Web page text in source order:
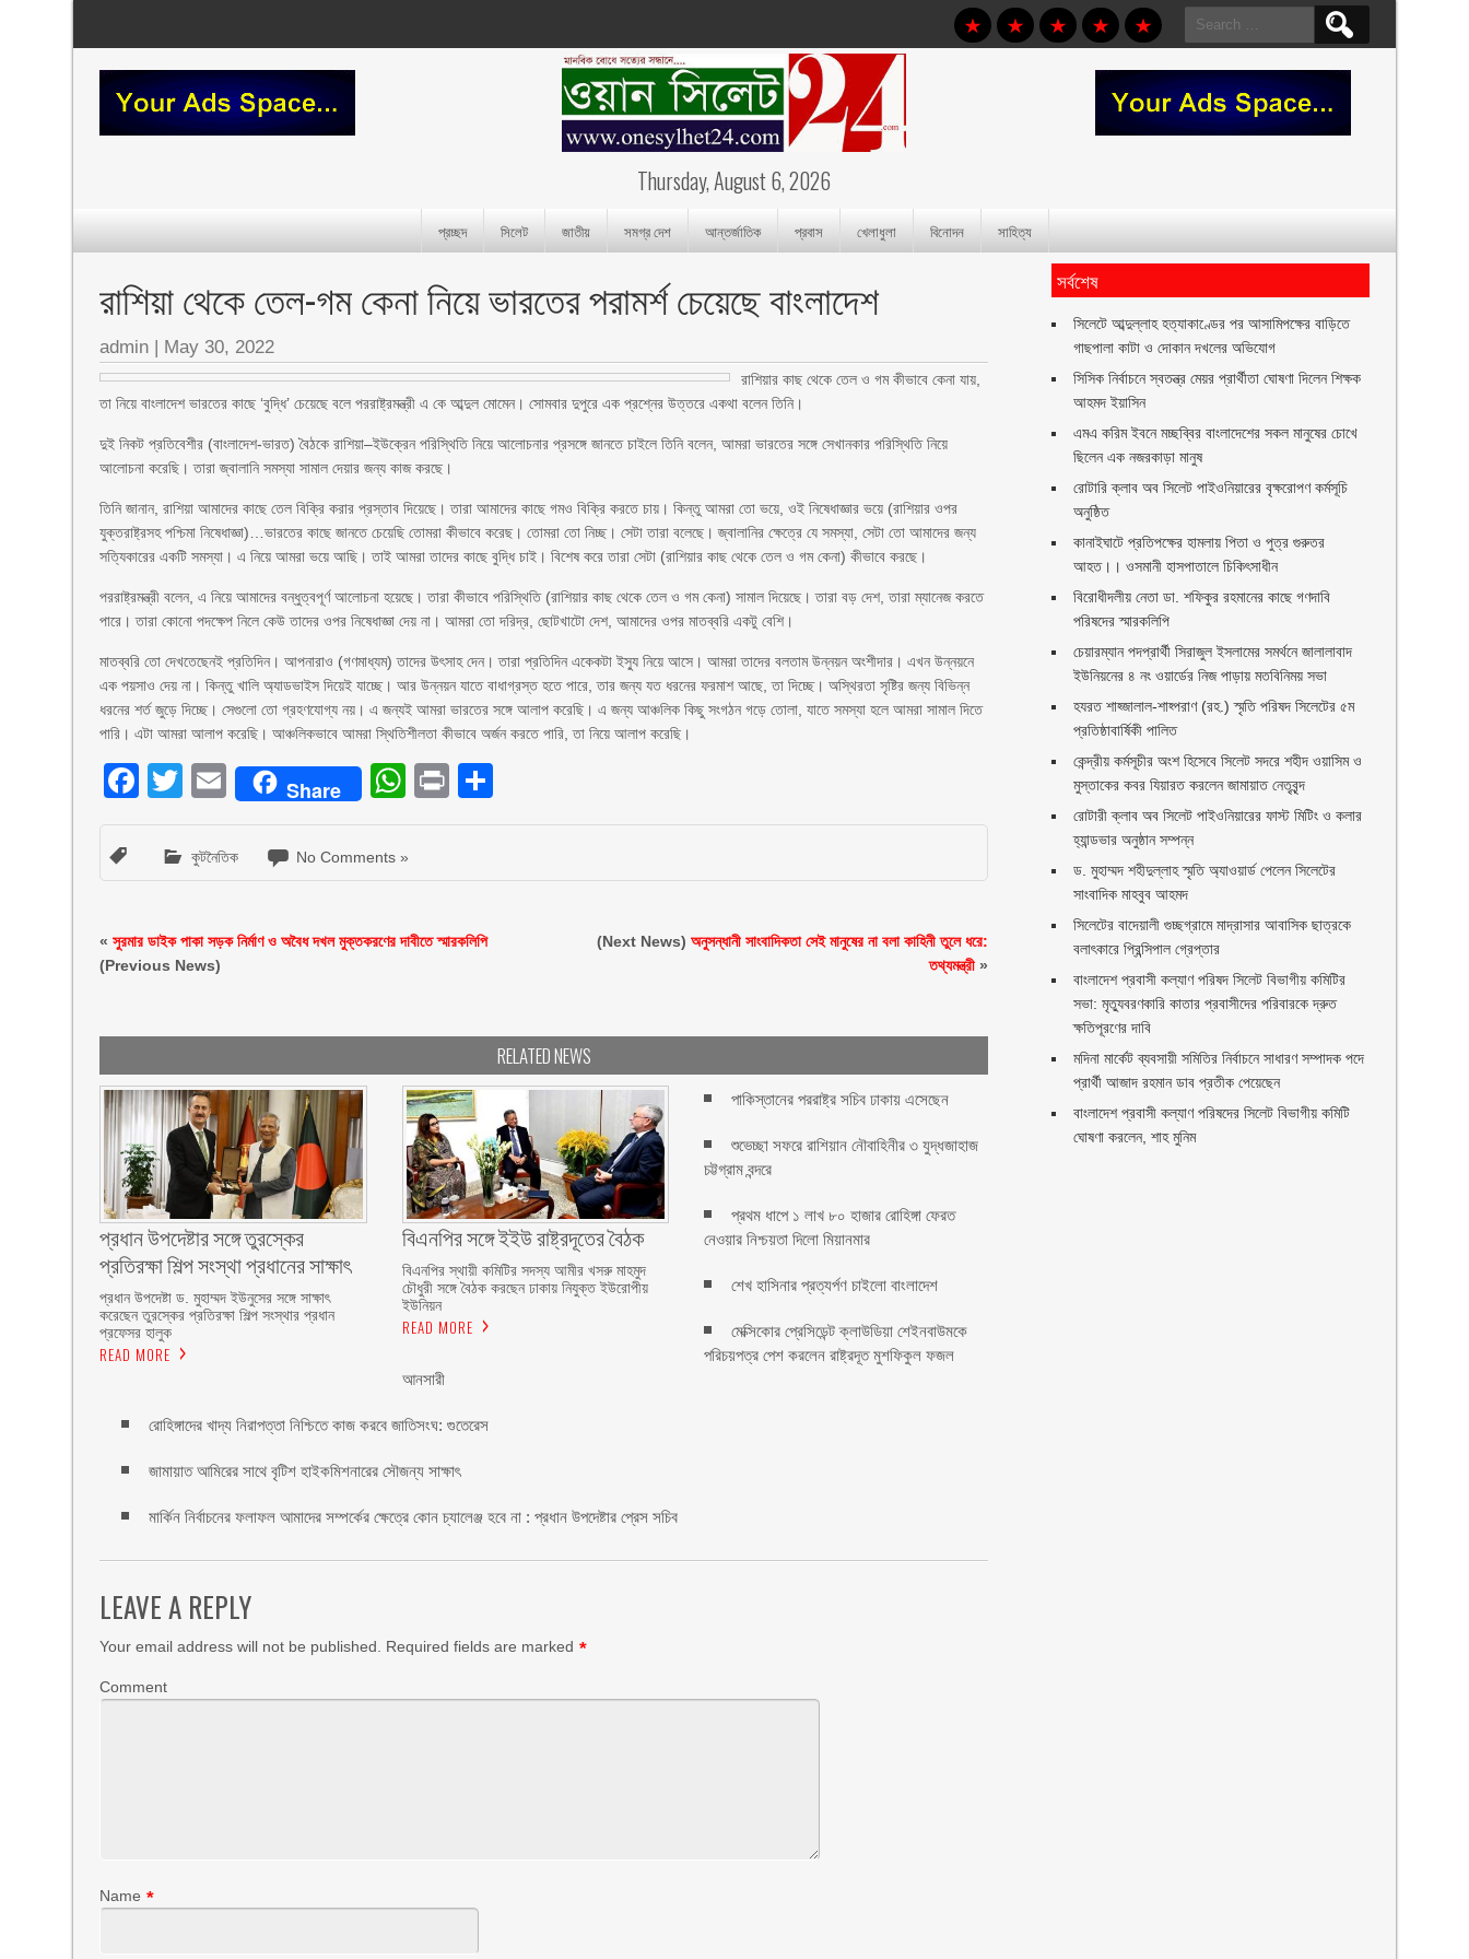
Search
for:
Thursday, August 6, 2026
প্রচ্ছদ সিলেট জাতীয় সমগ্র দেশ আন্তর্জাতিক প্রবাস খেলাধুলা বিনোদন সাহিত্য
রাশিয়া থেকে তেল-গম কেনা নিয়ে ভারতের পরামর্শ চেয়েছে বাংলাদেশ
admin | May 30, 2022
রাশিয়ার কাছ থেকে তেল ও গম কীভাবে কেনা যায়,
তা নিয়ে বাংলাদেশ ভারতের কাছে ‘বুদ্ধি’ চেয়েছে বলে পররাষ্ট্রমন্ত্রী এ কে আব্দুল মোমেন। সোমবার দুপুরে এক প্রশ্নের উত্তরে একথা বলেন তিনি।
দুই নিকট প্রতিবেশীর (বাংলাদেশ-ভারত) বৈঠকে রাশিয়া–ইউক্রেন পরিস্থিতি নিয়ে আলোচনার প্রসঙ্গে জানতে চাইলে তিনি বলেন, আমরা ভারতের সঙ্গে সেখানকার পরিস্থিতি নিয়ে
আলোচনা করেছি। তারা জ্বালানি সমস্যা সামাল দেয়ার জন্য কাজ করছে।
তিনি জানান, রাশিয়া আমাদের কাছে তেল বিক্রি করার প্রস্তাব দিয়েছে। তারা আমাদের কাছে গমও বিক্রি করতে চায়। কিন্তু আমরা তো ভয়ে, ওই নিষেধাজ্ঞার ভয়ে (রাশিয়ার ওপর
যুক্তরাষ্ট্রসহ পশ্চিমা নিষেধাজ্ঞা)…ভারতের কাছে জানতে চেয়েছি তোমরা কীভাবে করেছ। তোমরা তো নিচ্ছ। সেটা তারা বলেছে। জ্বালানির ক্ষেত্রে যে সমস্যা, সেটা তো আমাদের জন্য
সত্যিকারের একটি সমস্যা। এ নিয়ে আমরা ভয়ে আছি। তাই আমরা তাদের কাছে বুদ্ধি চাই। বিশেষ করে তারা সেটা (রাশিয়ার কাছ থেকে তেল ও গম কেনা) কীভাবে করছে।
পররাষ্ট্রমন্ত্রী বলেন, এ নিয়ে আমাদের বন্ধুত্বপূর্ণ আলোচনা হয়েছে। তারা কীভাবে পরিস্থিতি (রাশিয়ার কাছ থেকে তেল ও গম কেনা) সামাল দিয়েছে। তারা বড় দেশ, তারা ম্যানেজ করতে
পারে। তারা কোনো পদক্ষেপ নিলে কেউ তাদের ওপর নিষেধাজ্ঞা দেয় না। আমরা তো দরিদ্র, ছোটখাটো দেশ, আমাদের ওপর মাতব্বরি একটু বেশি।
মাতব্বরি তো দেখতেছেনই প্রতিদিন। আপনারাও (গণমাধ্যম) তাদের উৎসাহ দেন। তারা প্রতিদিন একেকটা ইস্যু নিয়ে আসে। আমরা তাদের বলতাম উন্নয়ন অংশীদার। এখন উন্নয়নে
এক পয়সাও দেয় না। কিন্তু খালি অ্যাডভাইস দিয়েই যাচ্ছে। আর উন্নয়ন যাতে বাধাগ্রস্ত হতে পারে, তার জন্য যত ধরনের ফরমাশ আছে, তা দিচ্ছে। অস্থিরতা সৃষ্টির জন্য বিভিন্ন
ধরনের শর্ত জুড়ে দিচ্ছে। সেগুলো তো গ্রহণযোগ্য নয়। এ জন্যই আমরা ভারতের সঙ্গে আলাপ করেছি। এ জন্য আঞ্চলিক কিছু সংগঠন গড়ে তোলা, যাতে সমস্যা হলে আমরা সামাল দিতে
পারি। এটা আমরা আলাপ করেছি। আঞ্চলিকভাবে আমরা স্থিতিশীলতা কীভাবে অর্জন করতে পারি, তা নিয়ে আলাপ করেছি।
Facebook
Twitter
EmailShare WhatsApp
Print
কুটনৈতিক No Comments »
«সুরমার ডাইক পাকা সড়ক নির্মাণ ও অবৈধ দখল মুক্তকরণের দাবীতে স্মারকলিপি
(Previous News)
(Next News)অনুসন্ধানী সাংবাদিকতা সেই মানুষের না বলা কাহিনী তুলে ধরে:
তথ্যমন্ত্রী »
RELATED NEWS
প্রধান উপদেষ্টার সঙ্গে তুরস্কের
প্রতিরক্ষা শিল্প সংস্থা প্রধানের সাক্ষাৎ
প্রধান উপদেষ্টা ড. মুহাম্মদ ইউনুসের সঙ্গে সাক্ষাৎ
করেছেন তুরস্কের প্রতিরক্ষা শিল্প সংস্থার প্রধান
প্রফেসর হালুক
READ MORE
বিএনপির সঙ্গে ইইউ রাষ্ট্রদূতের বৈঠক
বিএনপির স্থায়ী কমিটির সদস্য আমীর খসরু মাহমুদ
চৌধুরী সঙ্গে বৈঠক করছেন ঢাকায় নিযুক্ত ইউরোপীয়
ইউনিয়ন
READ MORE
পাকিস্তানের পররাষ্ট্র সচিব ঢাকায় এসেছেন
শুভেচ্ছা সফরে রাশিয়ান নৌবাহিনীর ৩ যুদ্ধজাহাজ
চট্টগ্রাম বন্দরে
প্রথম ধাপে ১ লাখ ৮০ হাজার রোহিঙ্গা ফেরত
নেওয়ার নিশ্চয়তা দিলো মিয়ানমার
শেখ হাসিনার প্রত্যর্পণ চাইলো বাংলাদেশ
মেক্সিকোর প্রেসিডেন্ট ক্লাউডিয়া শেইনবাউমকে
পরিচয়পত্র পেশ করলেন রাষ্ট্রদূত মুশফিকুল ফজল
আনসারী
রোহিঙ্গাদের খাদ্য নিরাপত্তা নিশ্চিতে কাজ করবে জাতিসংঘ: গুতেরেস
জামায়াত আমিরের সাথে বৃটিশ হাইকমিশনারের সৌজন্য সাক্ষাৎ
মার্কিন নির্বাচনের ফলাফল আমাদের সম্পর্কের ক্ষেত্রে কোন চ্যালেঞ্জ হবে না : প্রধান উপদেষ্টার প্রেস সচিব
LEAVE A REPLY
Your email address will not be published. Required fields are marked *
Comment
Name *
সর্বশেষ
সিলেটে আব্দুল্লাহ হত্যাকাণ্ডের পর আসামিপক্ষের বাড়িতে
গাছপালা কাটা ও দোকান দখলের অভিযোগ
সিসিক নির্বাচনে স্বতন্ত্র মেয়র প্রার্থীতা ঘোষণা দিলেন শিক্ষক
আহমদ ইয়াসিন
এমএ করিম ইবনে মচ্ছব্বির বাংলাদেশের সকল মানুষের চোখে
ছিলেন এক নজরকাড়া মানুষ ‎
রোটারি ক্লাব অব সিলেট পাইওনিয়ারের বৃক্ষরোপণ কর্মসূচি
অনুষ্ঠিত
কানাইঘাটে প্রতিপক্ষের হামলায় পিতা ও পুত্র গুরুতর
আহত।। ওসমানী হাসপাতালে চিকিৎসাধীন
বিরোধীদলীয় নেতা ডা. শফিকুর রহমানের কাছে গণদাবি
পরিষদের স্মারকলিপি ‎
চেয়ারম্যান পদপ্রার্থী সিরাজুল ইসলামের সমর্থনে জালালাবাদ
ইউনিয়নের ৪ নং ওয়ার্ডের নিজ পাড়ায় মতবিনিময় সভা
হযরত শাহ্জালাল-শাহ্পরাণ (রহ.) স্মৃতি পরিষদ সিলেটের ৫ম
প্রতিষ্ঠাবার্ষিকী পালিত ‎​
কেন্দ্রীয় কর্মসূচীর অংশ হিসেবে সিলেট সদরে শহীদ ওয়াসিম ও
মুস্তাকের কবর যিয়ারত করলেন জামায়াত নেতৃবৃন্দ ‎
রোটারী ক্লাব অব সিলেট পাইওনিয়ারের ফাস্ট মিটিং ও কলার
হ্যান্ডভার অনুষ্ঠান সম্পন্ন
ড. মুহাম্মদ শহীদুল্লাহ স্মৃতি অ্যাওয়ার্ড পেলেন সিলেটের
সাংবাদিক মাহবুব আহমদ
সিলেটের বাদেয়ালী গুচ্ছগ্রামে মাদ্রাসার আবাসিক ছাত্রকে
বলাৎকারে প্রিন্সিপাল গ্রেপ্তার ‎
বাংলাদেশ প্রবাসী কল্যাণ পরিষদ সিলেট বিভাগীয় কমিটির
সভা: মৃত্যুবরণকারি কাতার প্রবাসীদের পরিবারকে দ্রুত
ক্ষতিপূরণের দাবি
মদিনা মার্কেট ব্যবসায়ী সমিতির নির্বাচনে সাধারণ সম্পাদক পদে
প্রার্থী আজাদ রহমান ডাব প্রতীক পেয়েছেন ‎
‎বাংলাদেশ প্রবাসী কল্যাণ পরিষদের সিলেট বিভাগীয় কমিটি
ঘোষণা করলেন, শাহ মুনিম